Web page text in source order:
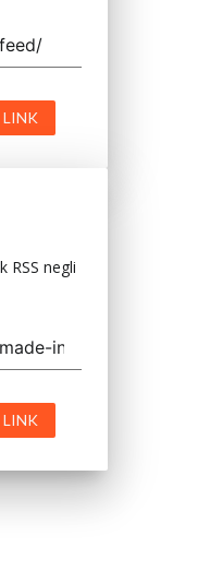
RSS negli